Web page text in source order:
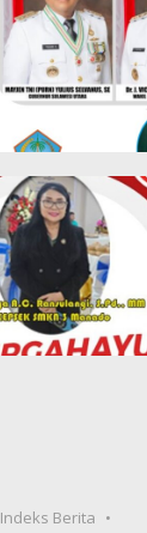
Indeks Berita